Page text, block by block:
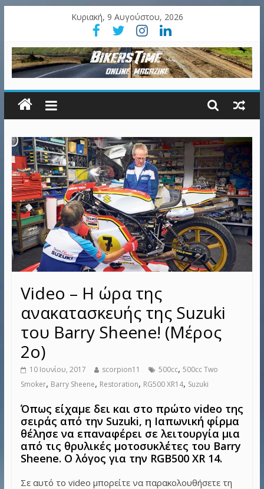
Κυριακή, 9 Αυγούστου, 2026
Video – Η ώρα της
ανακατασκευής της Suzuki
του Barry Sheene! (Μέρος
2ο)
10 Ιουνίου, 2017 scorpion11 500cc, 500cc Two
Smoker, Barry Sheene, Restoration, RG500 XR14, Suzuki
Όπως είχαμε δει και στο πρώτο video της
σειράς από την Suzuki, η Ιαπωνική φίρμα
θέλησε να επαναφέρει σε λειτουργία μια
από τις θρυλικές μοτοσυκλέτες του Barry
Sheene. Ο λόγος για την RGB500 XR 14.
Σε αυτό το video μπορείτε να παρακολουθήσετε τη